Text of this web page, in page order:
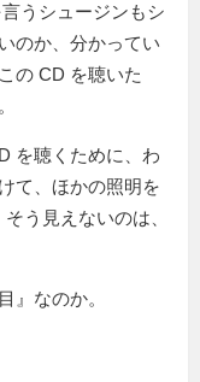
言うシュージンもシ
のか、分かってい
の CD を聴いた
を聴くために、わ
て、ほかの照明を
う見えないのは、
』なのか。